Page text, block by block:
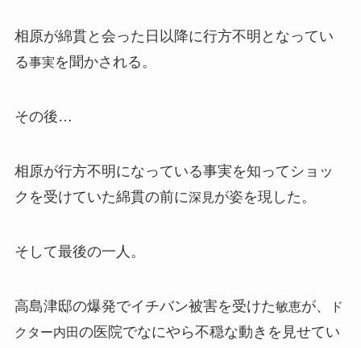
相原が綿貫と会った日以降に行方不明となってい
る事実を聞かされる。
その後…
相原が行方不明になっている事実を知ってショッ
クを受けていた綿貫の前に深見が姿を現した。
そして最後の一人。
高島津邸の爆発でイチバン被害を受けた敏恵が、
ド
クター内田の医院でなにやら不穏な動きを見せてい